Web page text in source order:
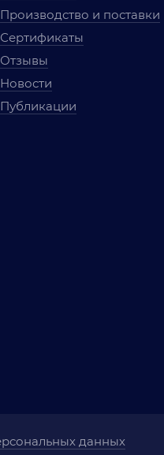
Производство и поставки
Сертификаты
Отзывы
Новости
Публикации
данных